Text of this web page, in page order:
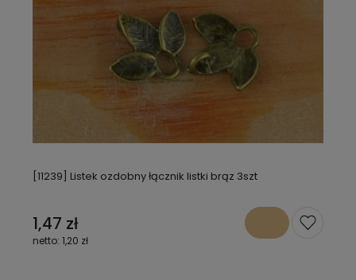
[11239] Listek ozdobny łącznik listki brąz 3szt
1,47 zł
1,20 zł